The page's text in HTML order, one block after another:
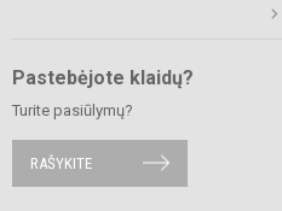
Pastebėjote klaidų?
Turite pasiūlymų?
RAŠYKITE